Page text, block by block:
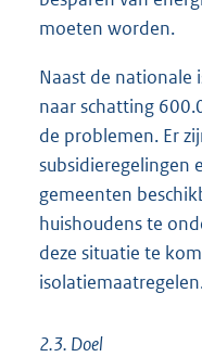
moeten worden.
Naast de nationale
naar schatting
de problemen. Er
subsidieregelingen
gemeenten
huishoudens te
deze situatie te
2.3. Doel